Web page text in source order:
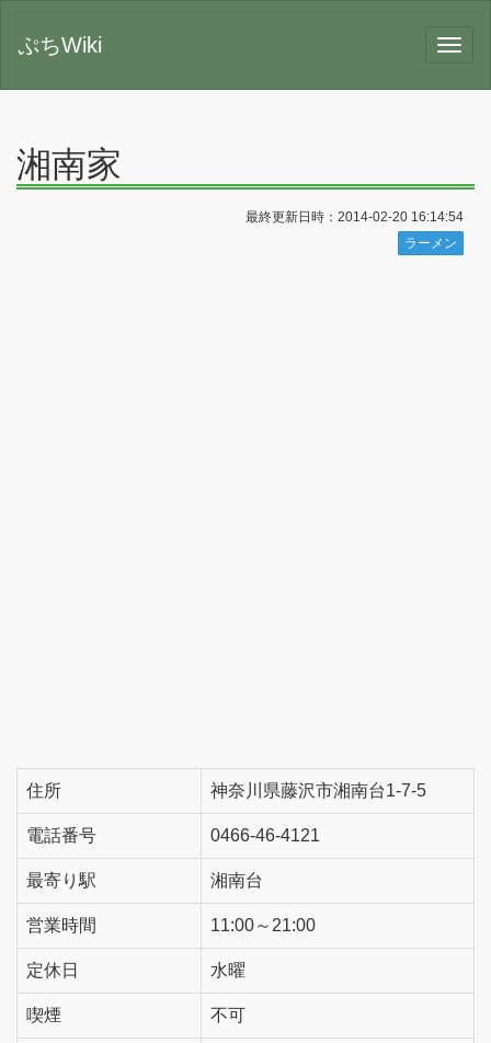
ぷちWiki
湘南家
最終更新日時：2014-02-20 16:14:54
ラーメン
住所 神奈川県藤沢市湘南台1-7-5
電話番号 0466-46-4121
最寄り駅 湘南台
営業時間 11:00～21:00
定休日 水曜
喫煙 不可